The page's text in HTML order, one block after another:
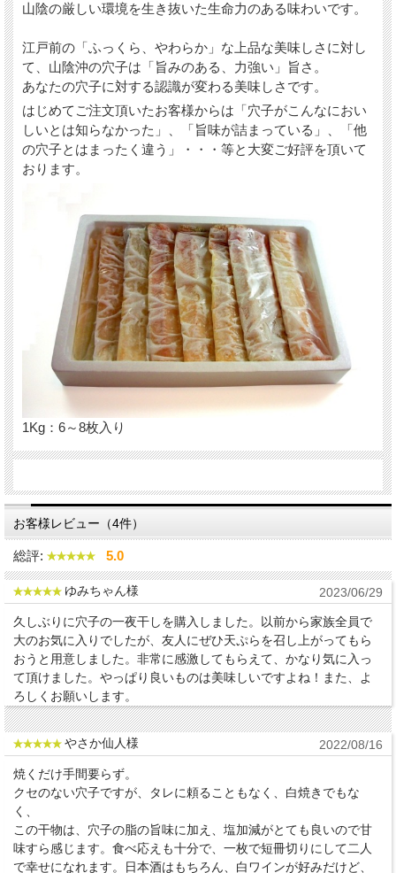
山陰の厳しい環境を生き抜いた生命力のある味わいです。
江戸前の「ふっくら、やわらか」な上品な美味しさに対し
て、山陰沖の穴子は「旨みのある、力強い」旨さ。
あなたの穴子に対する認識が変わる美味しさです。
はじめてご注文頂いたお客様からは「穴子がこんなにおい
しいとは知らなかった」、「旨味が詰まっている」、「他
の穴子とはまったく違う」・・・等と大変ご好評を頂いて
おります。
1Kg：6～8枚入り
お客様レビュー（4件）
総評: 5.0
ゆみちゃん様 2023/06/29
久しぶりに穴子の一夜干しを購入しました。以前から家族全員で
大のお気に入りでしたが、友人にぜひ天ぷらを召し上がってもら
おうと用意しました。非常に感激してもらえて、かなり気に入っ
て頂けました。やっぱり良いものは美味しいですよね！また、よ
ろしくお願いします。
やさか仙人様 2022/08/16
焼くだけ手間要らず。
クセのない穴子ですが、タレに頼ることもなく、白焼きでもな
く、
この干物は、穴子の脂の旨味に加え、塩加減がとても良いので甘
味すら感じます。食べ応えも十分で、一枚で短冊切りにして二人
で幸せになれます。日本酒はもちろん、白ワインが好みだけど、